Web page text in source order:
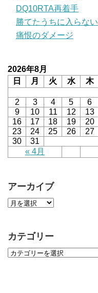
DQ10RTA再着手
勝てたうちに入らない
痛恨のダメージ
2026年8月
日
月 火 水 木
« 4月
2
3 4 5 6
9
10 11 12 13
16
17 18 19 20
23
24 25 26 27
30
31
アーカイブ
カテゴリー